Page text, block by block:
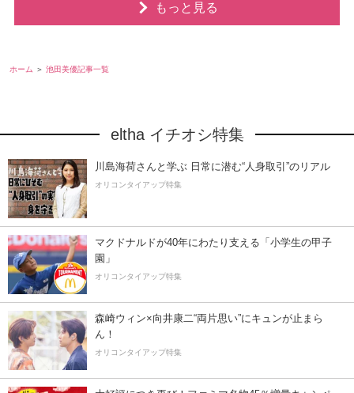
もっと見る
ホーム 池田美優記事一覧
eltha イチオシ特集
川島海荷さんと学ぶ 日常に潜む“人身取引”のリアル
オリコンタイアップ特集
マクドナルドが40年にわたり支える「小学生の甲子
園」
オリコンタイアップ特集
森崎ウィン×向井康二“両片思い”にキュンが止まら
ん！
オリコンタイアップ特集